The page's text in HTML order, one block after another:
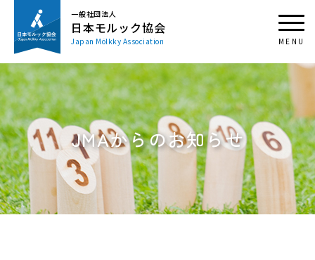
一般社団法人
日本モルック協会
Japan Mölkky Association
JMAからのお知らせ